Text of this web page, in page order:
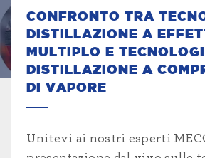
CONFRONTO TRA
DISTILLAZIONE A
MULTIPLO E
DISTILLAZIONE A
DI VAPORE
Unitevi ai nostri esperti